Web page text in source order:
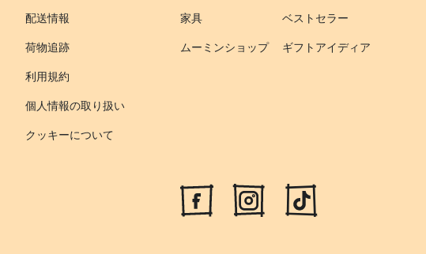
配送情報
荷物追跡
利用規約
個人情報の取り扱い
クッキーについて
家具
ムーミンショップ
ベストセラー
ギフトアイディア